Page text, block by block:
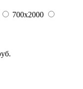
700x2000